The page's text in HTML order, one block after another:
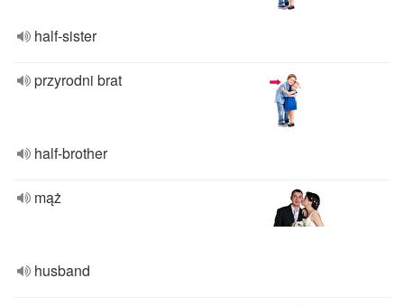
half-sister
przyrodni brat
half-brother
mąż
husband